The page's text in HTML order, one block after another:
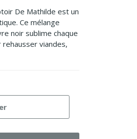
De Mathilde est un
Ce mélange
noir sublime chaque
viandes,